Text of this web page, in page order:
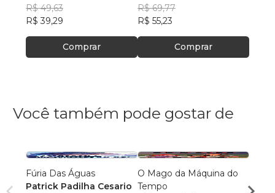
R$ 49,63
R$ 39,29
Comprar
R$ 69,77
R$ 55,23
Comprar
Você também pode gostar de
Fúria Das Águas
Patrick Padilha Cesario
O Mago da Máquina do
Tempo